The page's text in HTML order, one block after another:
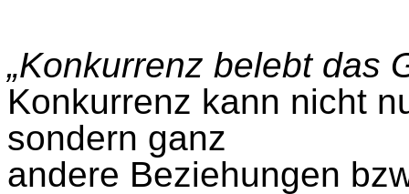
„Konkurrenz belebt das
Konkurrenz kann nicht
sondern ganz
andere Beziehungen